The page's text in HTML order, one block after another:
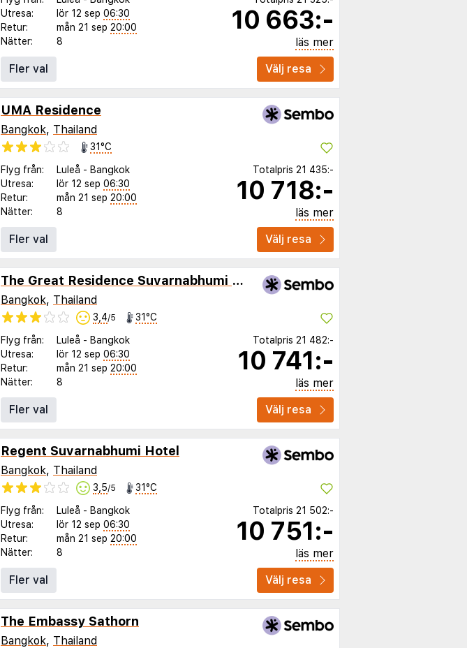
Utresa:
lör 12 sep 06:30
Retur:
mån 21 sep 20:00
Nätter:
8
10 663:-
läs mer
Fler val
Välj resa
UMA Residence
Bangkok, Thailand
31°C
Flyg från: Luleå - Bangkok
Utresa:
lör 12 sep 06:30
Retur:
mån 21 sep 20:00
Nätter:
8
Totalpris 21 435:-
10 718:-
läs mer
Fler val
Välj resa
The Great Residence Suvarnabhumi Airport
Bangkok, Thailand
3,4/5 31°C
Flyg från: Luleå - Bangkok
Utresa:
lör 12 sep 06:30
Retur:
mån 21 sep 20:00
Nätter:
8
Totalpris 21 482:-
10 741:-
läs mer
Fler val
Välj resa
Regent Suvarnabhumi Hotel
Bangkok, Thailand
3,5/5 31°C
Flyg från: Luleå - Bangkok
Utresa:
lör 12 sep 06:30
Retur:
mån 21 sep 20:00
Nätter:
8
Totalpris 21 502:-
10 751:-
läs mer
Fler val
Välj resa
The Embassy Sathorn
Bangkok, Thailand